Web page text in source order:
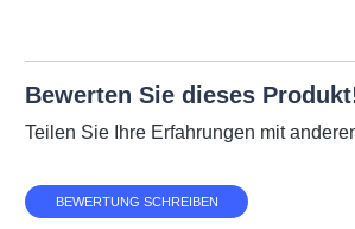
Bewerten Sie dieses
Teilen Sie Ihre Erfahrungen mit
BEWERTUNG SCHREIBEN